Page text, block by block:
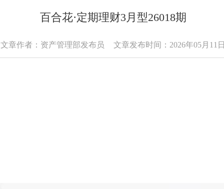
百合花·定期理财3月型26018期
文章作者：资产管理部发布员 文章发布时间：2026年05月11日